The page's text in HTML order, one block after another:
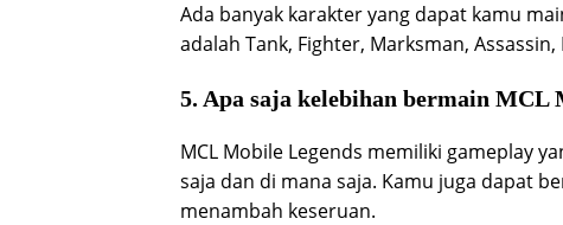
Ada banyak karakter yang dapat kamu
adalah Tank, Fighter, Marksman,
5. Apa saja kelebihan bermain MCL
MCL Mobile Legends memiliki gameplay
saja dan di mana saja. Kamu juga dapat
menambah keseruan.